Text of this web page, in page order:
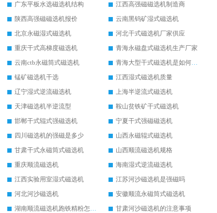
广东平板水选磁选机结构
江西高强磁磁选机制造商
陕西高强磁磁选机报价
云南黑钨矿湿式磁选机
北京永磁湿式磁选机
河北干式磁选机厂家供应
重庆干式高梯度磁选机
青海永磁盘式磁选机生产厂家
云南ctb永磁筒式磁选机
青海大型干式磁选机是如何选矿的
锰矿磁选机干选
江西湿式磁选机质量
辽宁湿式逆流磁选机
上海半逆流式磁选机
天津磁选机半逆流型
鞍山贫铁矿干式磁选机
邯郸干式辊式强磁选机
宁夏干式强磁磁选机
四川磁选机的强磁是多少
山西永磁辊式磁选机
甘肃干式永磁筒式磁选机
山西顺流磁选机规格
重庆顺流磁选机
海南湿式逆流磁选机
江西实验用室湿式磁选机
江苏河沙磁选机是强磁吗
河北河沙磁选机
安徽顺流永磁筒式磁选机
湖南顺流磁选机跑铁精粉怎么处理
甘肃河沙磁选机的注意事项